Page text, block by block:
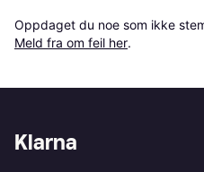
Oppdaget du noe som ikke
Meld fra om feil her.
Klarna